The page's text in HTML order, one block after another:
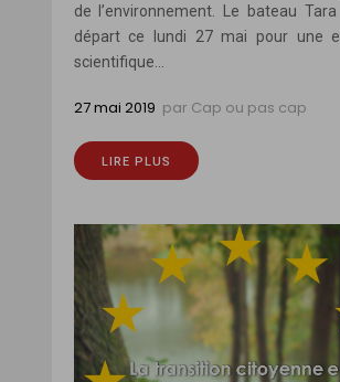
de l’environnement. Le bateau
départ ce lundi 27 mai pour une
scientifique...
27 mai 2019 par Cap ou pas cap
LIRE PLUS